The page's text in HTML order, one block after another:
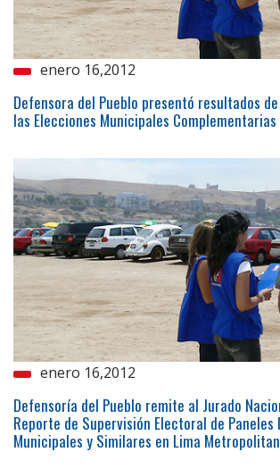
enero 16,2012
Defensora del Pueblo presentó resultados
las Elecciones Municipales
enero 16,2012
Defensoría del Pueblo remite al Jurado
Reporte de Supervisión Electoral de
Municipales y Similares en Lima